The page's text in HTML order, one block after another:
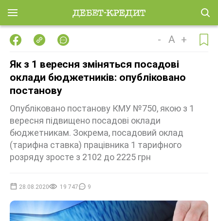
- A +
Як з 1 вересня зміняться посадові
оклади бюджетників: опубліковано
постанову
Опубліковано постанову КМУ №750, якою з 1
вересня підвищено посадові оклади
бюджетникам. Зокрема, посадовий оклад
(тарифна ставка) працівника 1 тарифного
розряду зросте з 2102 до 2225 грн
28.08.2020 19 747 9